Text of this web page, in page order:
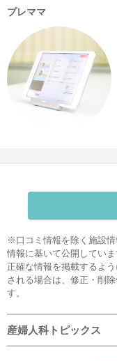
プレママ
※口コミ情報を除く施設
情報に基いて公開していま
正確な情報を掲載するよ
される場合は、 修正・削
す。
産婦人科トピックス